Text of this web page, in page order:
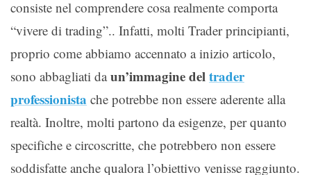
consiste nel comprendere cosa realmente comporta
“vivere di trading”.. Infatti, molti Trader principianti,
proprio come abbiamo accennato a inizio articolo,
sono abbagliati daun’immagine deltrader
professionista che potrebbe non essere aderente alla
realtà. Inoltre, molti partono da esigenze, per quanto
specifiche e circoscritte, che potrebbero non essere
soddisfatte anche qualora l’obiettivo venisse raggiunto.